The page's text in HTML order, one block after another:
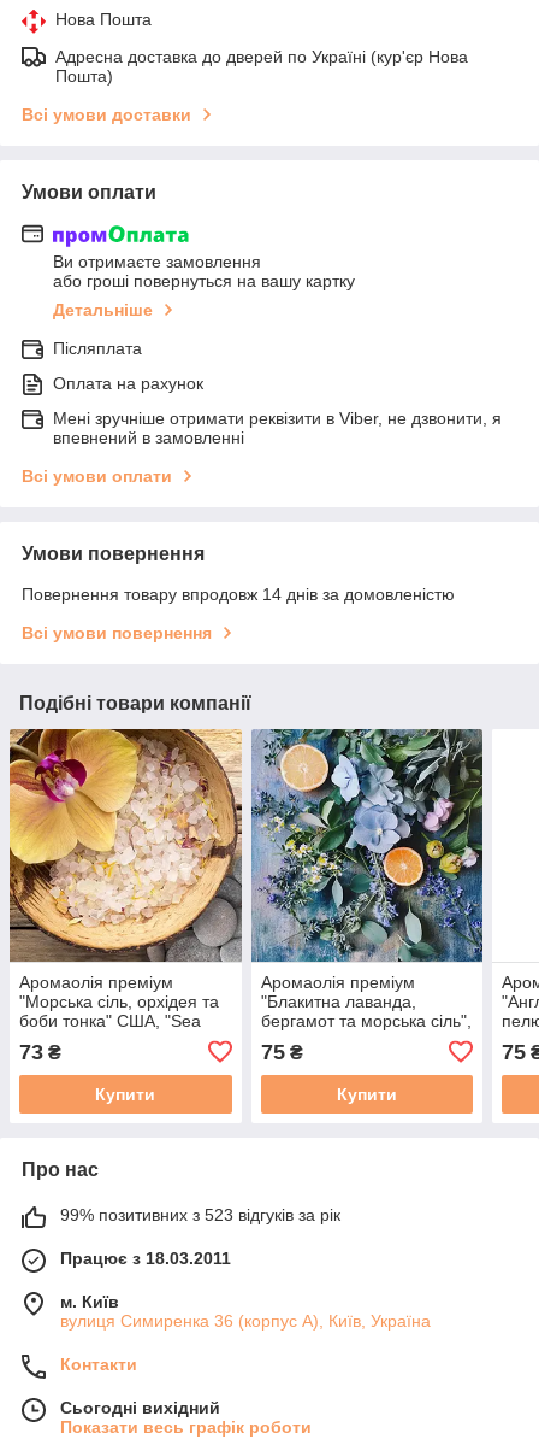
Нова Пошта
Адресна доставка до дверей по Україні (кур'єр Нова
Пошта)
Всі умови доставки
Умови оплати
Ви отримаєте замовлення
або гроші повернуться на вашу картку
Детальніше
Післяплата
Оплата на рахунок
Мені зручніше отримати реквізити в Viber, не дзвонити, я
впевнений в замовленні
Всі умови оплати
Умови повернення
Повернення товару впродовж 14 днів за домовленістю
Всі умови повернення
Подібні товари компанії
Аромаолія преміум
"Морська сіль, орхідея та
боби тонка" США, "Sea
Science 10 г
73 ₴
Купити
Аромаолія преміум
"Блакитна лаванда,
бергамот та морська сіль",
Lavender & Bergamot",
Flaming candle
75₴
Купити
75
Про нас
99% позитивних з 523 відгуків за рік
Працює з 18.03.2011
м. Київ
вулиця Симиренка 36 (корпус А), Київ, Україна
Контакти
Сьогодні вихідний
Показати весь графік роботи